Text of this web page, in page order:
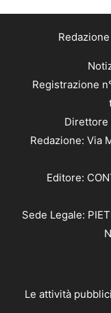
Redazione
Registrazione
Direttore
Redazione: Via
Editore:
Sede Legale:
Le attività